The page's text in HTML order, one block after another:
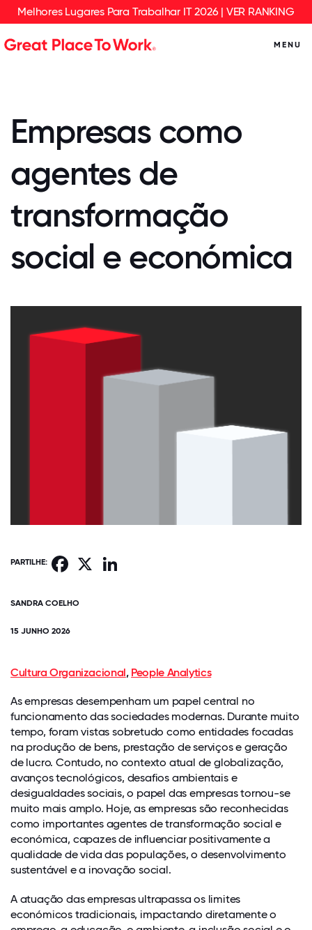
Melhores Lugares Para Trabalhar IT 2026 | VER RANKING
MENU
Empresas como
agentes de
transformação
social e económica
PARTILHE: Facebook
SANDRA COELHO
15 JUNHO 2026
Cultura Organizacional, People Analytics
As empresas desempenham um papel central no
funcionamento das sociedades modernas. Durante muito
tempo, foram vistas sobretudo como entidades focadas
na produção de bens, prestação de serviços e geração
de lucro. Contudo, no contexto atual de globalização,
avanços tecnológicos, desafios ambientais e
desigualdades sociais, o papel das empresas tornou-se
muito mais amplo. Hoje, as empresas são reconhecidas
como importantes agentes de transformação social e
económica, capazes de influenciar positivamente a
qualidade de vida das populações, o desenvolvimento
sustentável e a inovação social.
A atuação das empresas ultrapassa os limites
económicos tradicionais, impactando diretamente o